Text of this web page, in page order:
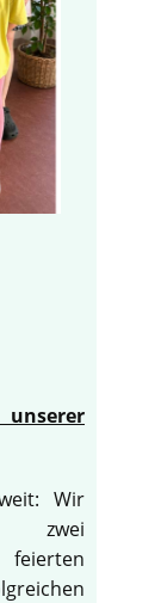
Wir
zwei